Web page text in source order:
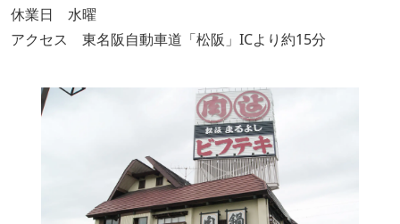
休業日 水曜
アクセス 東名阪自動車道「松阪」ICより約15分